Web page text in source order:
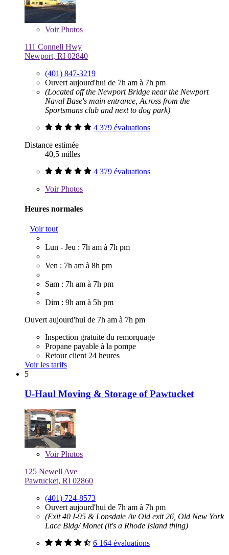
VoirPhotos
111 Connell Hwy
Newport, RI 02840
(401) 847-3219
Ouvert aujourd'hui de 7h am à 7h pm
(Located off the Newport Bridge near the Newport
Naval Base's main entrance, Across from the
Sportsmans club and next to dog park)
4 379 évaluations
Distance estimée
40,5 milles
4 379 évaluations
VoirPhotos
Heures normales
Voir tout
Lun - Jeu : 7h am à 7h pm
Ven : 7h am à 8h pm
Sam : 7h am à 7h pm
Dim : 9h am à 5h pm
Ouvert aujourd'hui de 7h am à 7h pm
Inspection gratuite du remorquage
Propane payable à la pompe
Retour client 24 heures
Voir les tarifs
5
U-Haul Moving & Storage of Pawtucket
VoirPhotos
125 Newell Ave
Pawtucket, RI 02860
(401) 724-8573
Ouvert aujourd'hui de 7h am à 7h pm
(Exit 40 I-95 & Lonsdale Av Old exit 26, Old New York
Lace Bldg/ Monet (it's a Rhode Island thing)
6 164 évaluations